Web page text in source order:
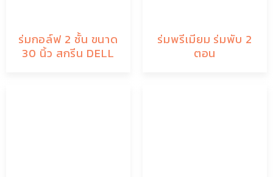
ร่มกอล์ฟ 2 ชั้น ขนาด
30 นิ้ว สกรีน DELL
ร่มพรีเมียม ร่มพับ 2
ตอน